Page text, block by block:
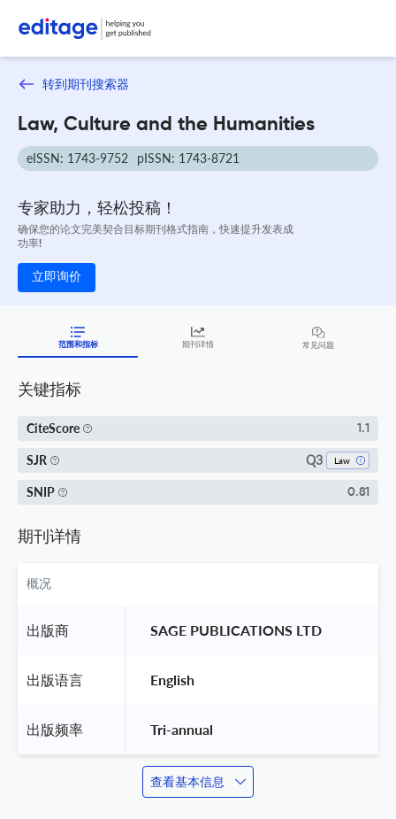
转到期刊搜索器
Law, Culture and the Humanities
eISSN: 1743-9752 pISSN: 1743-8721
专家助力，轻松投稿！
确保您的论文完美契合目标期刊格式指南，快速提升发表成
功率!
立即询价
范围和指标 期刊详情 常见问题
关键指标
CiteScore 1.1
SJR Q3 Law
SNIP 0.81
期刊详情
概况
出版商 SAGE PUBLICATIONS LTD
出版语言 English
出版频率 Tri-annual
查看基本信息